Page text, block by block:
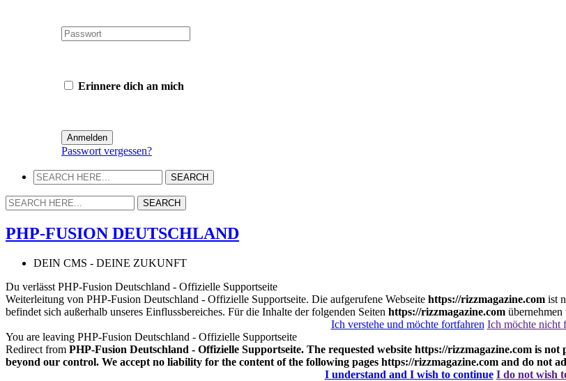
Erinnere dich an mich
Passwort vergessen?
PHP-FUSION DEUTSCHLAND
DEIN CMS - DEINE ZUKUNFT
Du verlässt PHP-Fusion Deutschland - Offizielle Supportseite
Weiterleitung von PHP-Fusion Deutschland - Offizielle Supportseite. Die aufgerufene Webseite https://rizzmagazine.com ist
befindet sich außerhalb unseres Einflussbereiches. Für die Inhalte der folgenden Seiten https://rizzmagazine.com
Ich verstehe und möchte fortfahren Ich möchte nicht
You are leaving PHP-Fusion Deutschland - Offizielle Supportseite
Redirect from PHP-Fusion Deutschland - Offizielle Supportseite. The requested website https://rizzmagazine.com is not
beyond our control. We accept no liability for the content of the following pages https://rizzmagazine.com and do not
I understand and I wish to continue I do not wish